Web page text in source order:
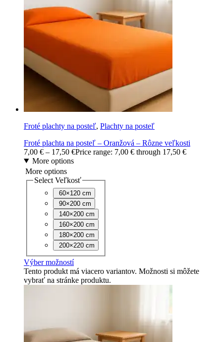
Froté plachty na posteľ, Plachty na posteľ
Froté plachta na posteľ – Oranžová – Rôzne veľkosti
7,00 € – 17,50 €Price range: 7,00 € through 17,50 €
More options
More options
Select Veľkosť
60×120 cm
90×200 cm
140×200 cm
160×200 cm
180×200 cm
200×220 cm
Výber možností
Tento produkt má viacero variantov. Možnosti si môžete
vybrať na stránke produktu.